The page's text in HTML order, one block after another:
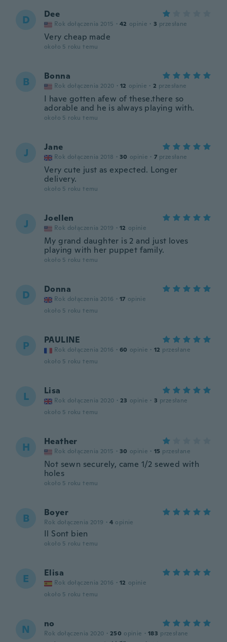
D Dee
Rok dołączenia 2015 · 42 opinie · 3 przesłane
Very cheap made
około 5 roku temu
B Bonna
Rok dołączenia 2020 · 12 opinie · 2 przesłane
I have gotten afew of these.there so
adorable and he is always playing with.
około 5 roku temu
J Jane
Rok dołączenia 2018 · 30 opinie · 7 przesłane
Very cute just as expected. Longer
delivery.
około 5 roku temu
J Joellen
Rok dołączenia 2019 · 12 opinie
My grand daughter is 2 and just loves
playing with her puppet family.
około 5 roku temu
D Donna
Rok dołączenia 2016 · 17 opinie
około 5 roku temu
P PAULINE
Rok dołączenia 2016 · 60 opinie · 12 przesłane
około 5 roku temu
L Lisa
Rok dołączenia 2020 · 23 opinie · 3 przesłane
około 5 roku temu
H Heather
Rok dołączenia 2015 · 30 opinie · 15 przesłane
Not sewn securely, came 1/2 sewed with
holes
około 5 roku temu
B Boyer
Rok dołączenia 2019 · 4 opinie
Il Sont bien
około 5 roku temu
E Elisa
Rok dołączenia 2016 · 12 opinie
około 5 roku temu
N no
Rok dołączenia 2020 · 250 opinie · 183 przesłane